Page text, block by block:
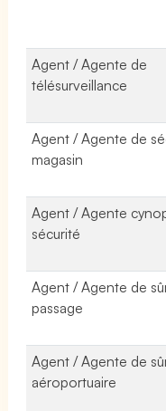
Agent / Agente de
télésurveillance
Agent / Agente de
magasin
Agent / Agente
sécurité
Agent / Agente de
passage
Agent / Agente de
aéroportuaire